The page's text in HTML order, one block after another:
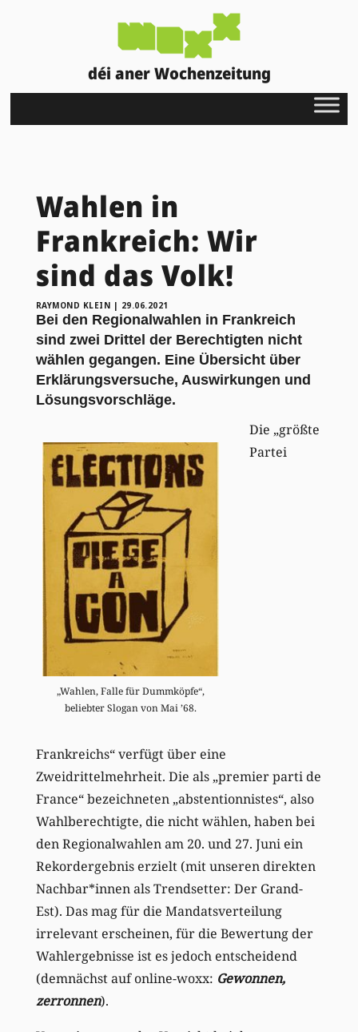
déi aner Wochenzeitung
Wahlen in
Frankreich: Wir
sind das Volk!
RAYMOND KLEIN | 29.06.2021
Bei den Regionalwahlen in Frankreich
sind zwei Drittel der Berechtigten nicht
wählen gegangen. Eine Übersicht über
Erklärungsversuche, Auswirkungen und
Lösungsvorschläge.
„Wahlen, Falle für Dummköpfe“,
beliebter Slogan von Mai ’68.
Die „größte
Partei
Frankreichs“ verfügt über eine
Zweidrittelmehrheit. Die als „premier parti de
France“ bezeichneten „abstentionnistes“, also
Wahlberechtigte, die nicht wählen, haben bei
den Regionalwahlen am 20. und 27. Juni ein
Rekordergebnis erzielt (mit unseren direkten
Nachbar*innen als Trendsetter: Der Grand-
Est). Das mag für die Mandatsverteilung
irrelevant erscheinen, für die Bewertung der
Wahlergebnisse ist es jedoch entscheidend
(demnächst auf online-woxx: Gewonnen,
zerronnen).